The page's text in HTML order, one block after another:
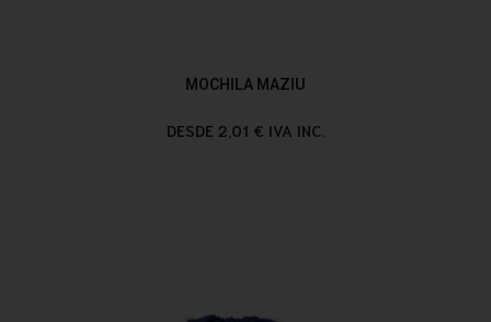
MOCHILA MAZIU
DESDE 2,01 € IVA INC.